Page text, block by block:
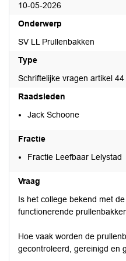
10-05-2026
Onderwerp
SV LL Prullenbakken
Type
Schriftelijke vragen artikel 44
Raadsleden
Jack Schoone
Fractie
Fractie Leefbaar Lelystad
Vraag
Is het college bekend met
functionerende
Hoe vaak worden de
gecontroleerd, gereinigd en